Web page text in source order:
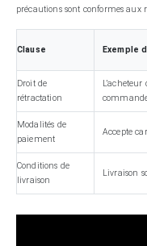
précautions sont conformes
Clause Exemple
Droit de
rétractation
Modalités de
paiement
Accepte
Conditions de
livraison
Livraison